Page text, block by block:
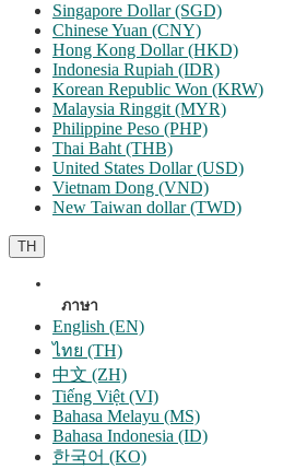
Singapore Dollar (SGD)
Chinese Yuan (CNY)
Hong Kong Dollar (HKD)
Indonesia Rupiah (IDR)
Korean Republic Won (KRW)
Malaysia Ringgit (MYR)
Philippine Peso (PHP)
Thai Baht (THB)
United States Dollar (USD)
Vietnam Dong (VND)
New Taiwan dollar (TWD)
TH
ภาษา
English (EN)
ไทย (TH)
中文 (ZH)
Tiếng Việt (VI)
Bahasa Melayu (MS)
Bahasa Indonesia (ID)
한국어 (KO)